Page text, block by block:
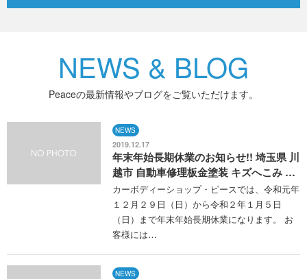
NEWS & BLOG
Peaceの最新情報やブログをご覧いただけます。
NEWS
2019.12.17
年末年始長期休業のお知らせ!! 埼玉県 川
越市 自動車修理板金塗装 キズへこみ …
カーボディーショップ・ピースでは、令和元年
１２月２９日（日）から令和２年１月５日
（日）まで年末年始長期休業になります。 お
客様には…
NEWS